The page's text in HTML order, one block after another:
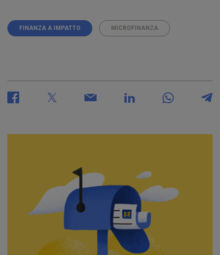
FINANZA A IMPATTO MICROFINANZA